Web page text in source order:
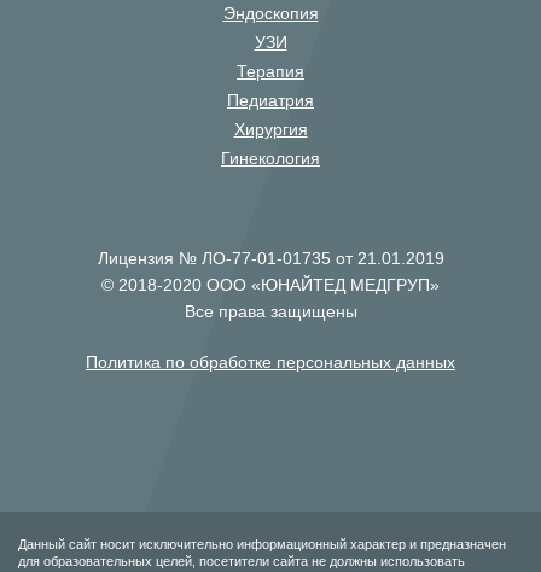
Эндоскопия
УЗИ
Терапия
Педиатрия
Хирургия
Гинекология
Лицензия № ЛО-77-01-01735 от 21.01.2019
© 2018-2020 ООО «ЮНАЙТЕД МЕДГРУП»
Все права защищены
Политика по обработке персональных данных
Данный сайт носит исключительно информационный характер и предназначен
для образовательных целей, посетители сайта не должны использовать